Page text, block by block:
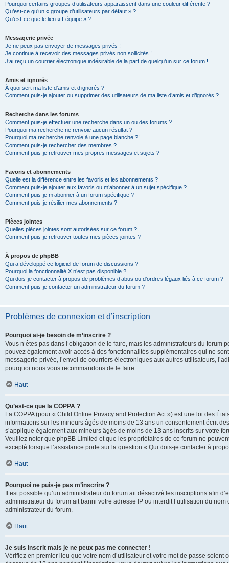
Pourquoi certains groupes d’utilisateurs apparaissent dans une couleur différente ?
Qu’est-ce qu’un « groupe d’utilisateurs par défaut » ?
Qu’est-ce que le lien « L’équipe » ?
Messagerie privée
Je ne peux pas envoyer de messages privés !
Je continue à recevoir des messages privés non sollicités !
J’ai reçu un courrier électronique indésirable de la part de quelqu’un sur ce forum !
Amis et ignorés
À quoi sert ma liste d’amis et d’ignorés ?
Comment puis-je ajouter ou supprimer des utilisateurs de ma liste d’amis et d’ignorés ?
Recherche dans les forums
Comment puis-je effectuer une recherche dans un ou des forums ?
Pourquoi ma recherche ne renvoie aucun résultat ?
Pourquoi ma recherche renvoie à une page blanche ?!
Comment puis-je rechercher des membres ?
Comment puis-je retrouver mes propres messages et sujets ?
Favoris et abonnements
Quelle est la différence entre les favoris et les abonnements ?
Comment puis-je ajouter aux favoris ou m’abonner à un sujet spécifique ?
Comment puis-je m’abonner à un forum spécifique ?
Comment puis-je résilier mes abonnements ?
Pièces jointes
Quelles pièces jointes sont autorisées sur ce forum ?
Comment puis-je retrouver toutes mes pièces jointes ?
À propos de phpBB
Qui a développé ce logiciel de forum de discussions ?
Pourquoi la fonctionnalité X n’est pas disponible ?
Qui dois-je contacter à propos de problèmes d’abus ou d’ordres légaux liés à ce forum ?
Comment puis-je contacter un administrateur du forum ?
Problèmes de connexion et d’inscription
Pourquoi ai-je besoin de m’inscrire ?
Vous n’êtes pas dans l’obligation de le faire, mais les administrateurs du
pouvez également avoir accès à des fonctionnalités supplémentaires qui ne
messagerie privée, l’envoi de courriers électroniques aux autres utilisateurs,
pourquoi nous vous recommandons de le faire.
Haut
Qu’est-ce que la COPPA ?
La COPPA (pour « Child Online Privacy and Protection Act ») est une loi des
informations sur les mineurs âgés de moins de 13 ans un consentement écrit
s’applique également aux mineurs âgés de moins de 13 ans inscrits sur votre
Veuillez noter que phpBB Limited et que les propriétaires de ce forum ne
excepté lorsque l’assistance porte sur la question « Qui dois-je contacter à
Haut
Pourquoi ne puis-je pas m’inscrire ?
Il est possible qu’un administrateur du forum ait désactivé les inscriptions afin
administrateur du forum ait banni votre adresse IP ou interdit l’utilisation du
administrateur du forum.
Haut
Je suis inscrit mais je ne peux pas me connecter !
Vérifiez en premier lieu que votre nom d’utilisateur et votre mot de passe